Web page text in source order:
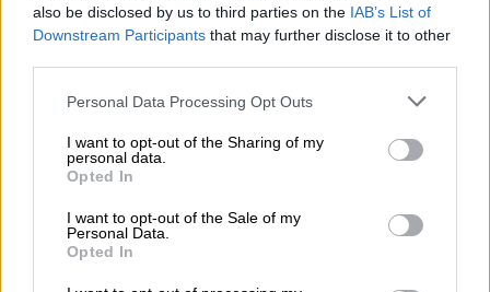
also be disclosed by us to third parties on the IAB’s List of
Downstream Participants that may further disclose it to other
Please note that this website/app uses one or more Google
not limited to your visit or usage behaviour. You may click to
grant or deny consent to Google and its third-party tags to
use your data for below specified purposes in below Google
consent section.
Personal Data Processing Opt Outs
I want to opt-out of the Sharing of my
personal data.
Opted In
I want to opt-out of the Sale of my
Personal Data.
Opted In
ΔΙΑΒΑΣΤΕ ΕΠΙΣΗΣ
Κόσμος|19.04.2024 11:49
Γιατί η ιρανική πόλη έγινε στόχος του
Ισραήλ